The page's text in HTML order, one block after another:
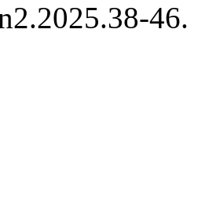
46.